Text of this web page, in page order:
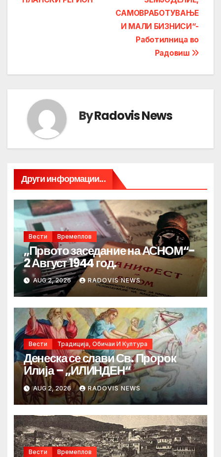
САМОВРАБОТУВАЊЕ
И МАЛИ БИЗНИСИ“-
Работилница во
Радовиш
ByRadovis News
Други информации...
Вести Времеплов
„Првото заседание на АСНОМ“-
2 Август 1944 год.
AUG 2, 2026 RADOVIS NEWS
Вести Традиција, Обичаи И Култура
Денеска се слави Св. Пророк
Илија – „ИЛИНДЕН“
AUG 2, 2026 RADOVIS NEWS
Вести Времеплов